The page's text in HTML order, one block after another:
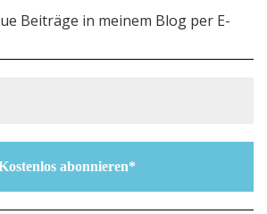
Beiträge in meinem Blog per E-